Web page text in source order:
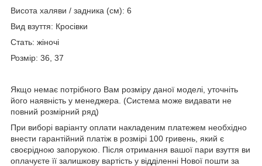
Висота халяви / задника (см): 6
Вид взуття: Кросівки
Стать: жіночі
Розмір: 36, 37
Якщо немає потрібного Вам розміру даної моделі, уточніть
його наявність у менеджера. (Система може видавати не
повний розмірний ряд)
При виборі варіанту оплати накладеним платежем необхідно
внести гарантійний платіж в розмірі 100 гривень, який є
своєрідною запорукою. Після отримання вашої пари взуття ви
оплачуєте її залишкову вартість у відділенні Нової пошти за